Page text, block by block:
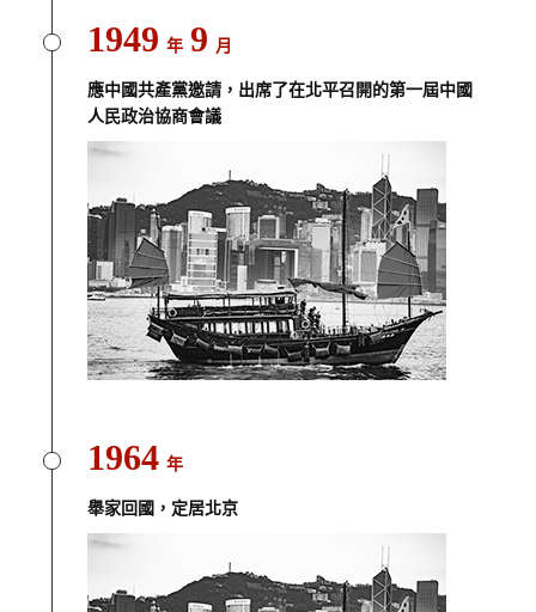
1949 年 9 月
應中國共產黨邀請，出席了在北平召開的第一屆中國
人民政治協商會議
1964 年
舉家回國，定居北京